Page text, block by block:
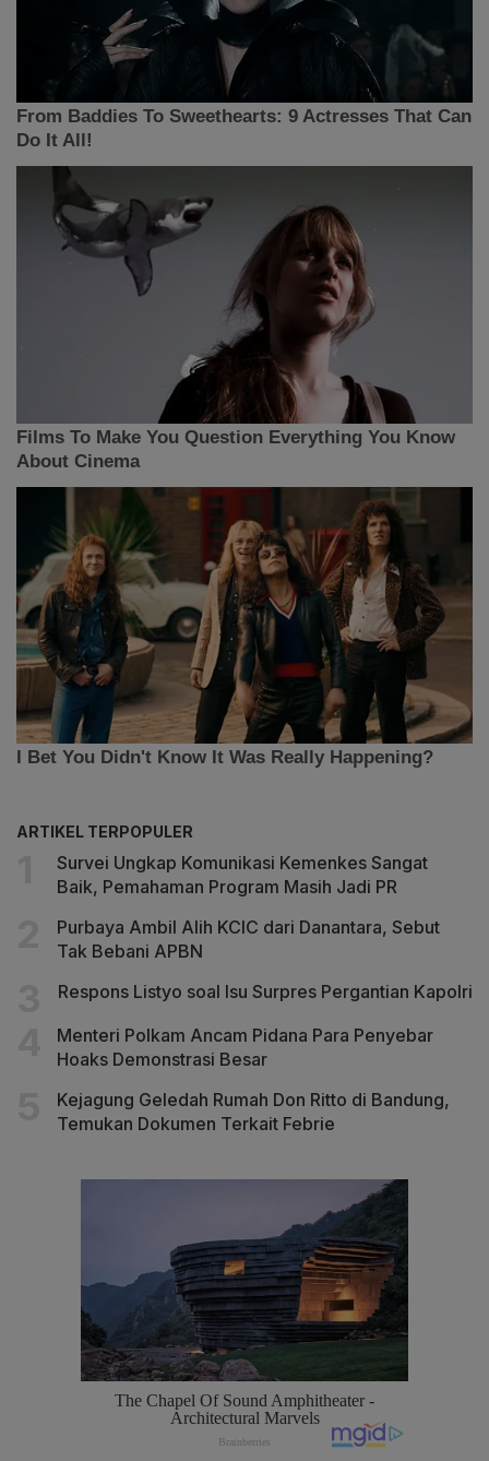
ARTIKEL TERPOPULER
Survei Ungkap Komunikasi Kemenkes Sangat
Baik, Pemahaman Program Masih Jadi PR
Purbaya Ambil Alih KCIC dari Danantara, Sebut
Tak Bebani APBN
Respons Listyo soal Isu Surpres Pergantian Kapolri
Menteri Polkam Ancam Pidana Para Penyebar
Hoaks Demonstrasi Besar
Kejagung Geledah Rumah Don Ritto di Bandung,
Temukan Dokumen Terkait Febrie